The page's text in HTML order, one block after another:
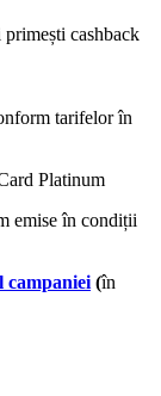
cashback
tarifelor în
Platinum
emise în condiții
campaniei (în